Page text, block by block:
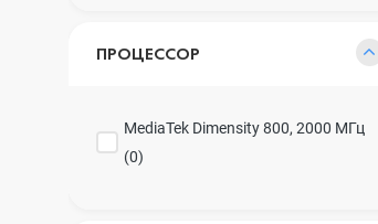
ПРОЦЕССОР
MediaTek Dimensity 800, 2000 МГц
(0)